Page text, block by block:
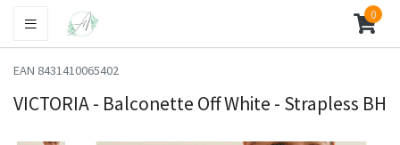
0
EAN 8431410065402
VICTORIA - Balconette Off White - Strapless BH